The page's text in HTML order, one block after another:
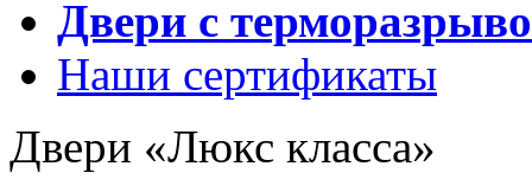
Двери с
Наши сертификаты
Двери «Люкс класса»